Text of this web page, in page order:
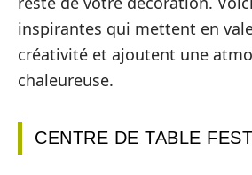
inspirantes qui mettent en
créativité et ajoutent une
chaleureuse.
CENTRE DE TABLE